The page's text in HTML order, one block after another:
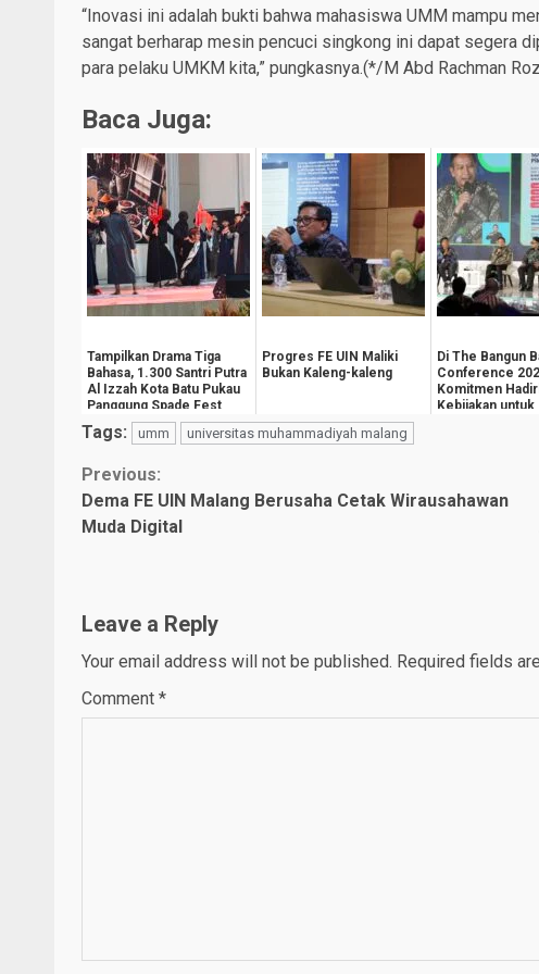
“Inovasi ini adalah bukti bahwa mahasiswa UMM mampu
sangat berharap mesin pencuci singkong ini dapat segera
para pelaku UMKM kita,” pungkasnya.(*/M Abd Rachman
Baca Juga:
Tampilkan Drama Tiga
Bahasa, 1.300 Santri Putra
Al Izzah Kota Batu Pukau
Panggung Spade Fest
Progres FE UIN Maliki
Bukan Kaleng-kaleng
Di The Bangun
Conference
Komitmen
Kebijakan untuk
Tags: umm universitas muhammadiyah malang
Continue
Reading
Previous:
Dema FE UIN Malang Berusaha Cetak Wirausahawan
Muda Digital
Leave a Reply
Your email address will not be published. Required fields
Comment *